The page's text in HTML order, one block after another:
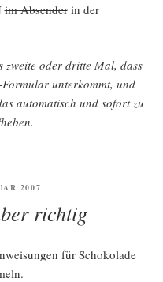
im Absen­derin der
zwei­te oder drit­te Mal, dass
unter­kommt, und
auto­ma­tisch und sofort zu
2007
richtig
für Scho­ko­la­de